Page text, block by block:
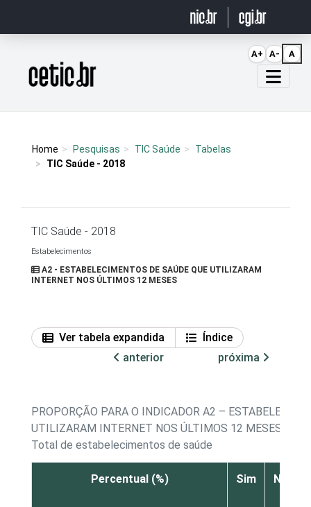
Página inicial
Home Pesquisas TIC Saúde
Tabelas
TIC Saúde - 2018
TIC Saúde - 2018
Estabelecimentos
A2 - ESTABELECIMENTOS DE SAÚDE QUE UTILIZARAM
INTERNET NOS ÚLTIMOS 12 MESES
Ver tabela expandida
Índice
anterior
próxima
PROPORÇÃO PARA O INDICADOR A2 –
UTILIZARAM INTERNET NOS ÚLTIMOS 12 MESES
Total de estabelecimentos de saúde
Percentual (%) Sim Não
A+ A- A